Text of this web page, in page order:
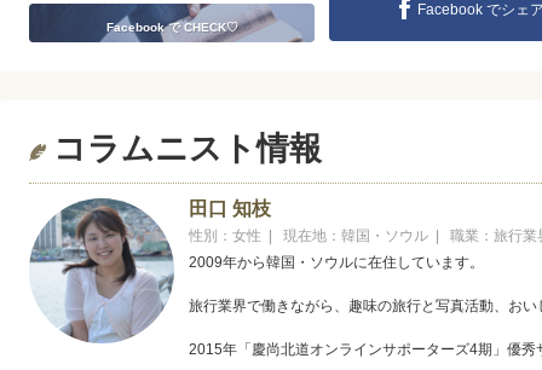
Facebook で CHECK♡
Facebook でシェ
コラムニスト情報
田口 知枝
性別：女性 | 現在地：韓国・ソウル | 職業：旅行業
2009年から韓国・ソウルに在住しています。
旅行業界で働きながら、趣味の旅行と写真活動、お
2015年「慶尚北道オンラインサポーターズ4期」優秀